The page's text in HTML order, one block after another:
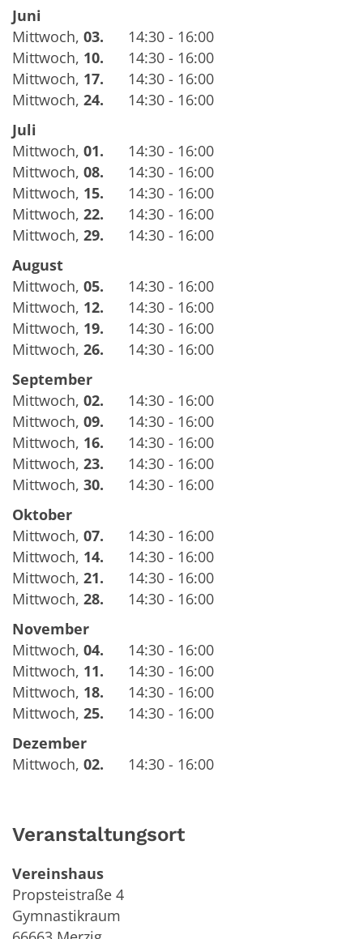
Juni
Mittwoch, 03.
14:30 - 16:00
Mittwoch, 10.
14:30 - 16:00
Mittwoch, 17.
14:30 - 16:00
Mittwoch, 24.
14:30 - 16:00
Juli
Mittwoch, 01.
14:30 - 16:00
Mittwoch, 08.
14:30 - 16:00
Mittwoch, 15.
14:30 - 16:00
Mittwoch, 22.
14:30 - 16:00
Mittwoch, 29.
14:30 - 16:00
August
Mittwoch, 05.
14:30 - 16:00
Mittwoch, 12.
14:30 - 16:00
Mittwoch, 19.
14:30 - 16:00
Mittwoch, 26.
14:30 - 16:00
September
Mittwoch, 02.
14:30 - 16:00
Mittwoch, 09.
14:30 - 16:00
Mittwoch, 16.
14:30 - 16:00
Mittwoch, 23.
14:30 - 16:00
Mittwoch, 30.
14:30 - 16:00
Oktober
Mittwoch, 07.
14:30 - 16:00
Mittwoch, 14.
14:30 - 16:00
Mittwoch, 21.
14:30 - 16:00
Mittwoch, 28.
14:30 - 16:00
November
Mittwoch, 04.
14:30 - 16:00
Mittwoch, 11.
14:30 - 16:00
Mittwoch, 18.
14:30 - 16:00
Mittwoch, 25.
14:30 - 16:00
Dezember
Mittwoch, 02. 14:30 - 16:00
Veranstaltungsort
Vereinshaus
Propsteistraße 4
Gymnastikraum